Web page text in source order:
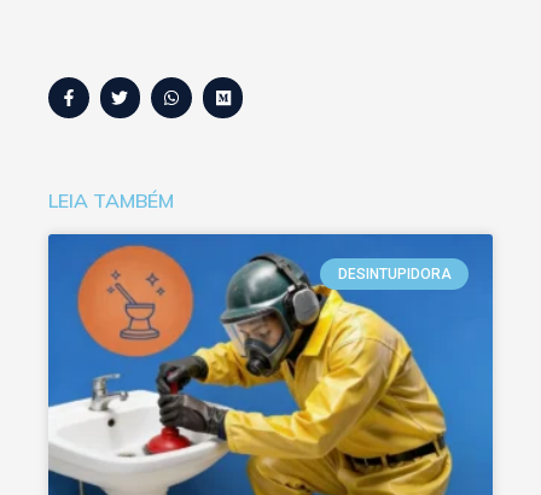
LEIA TAMBÉM
DESINTUPIDORA